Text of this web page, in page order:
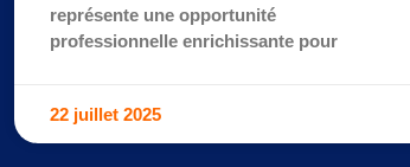
représente une opportunité
professionnelle enrichissante pour
22 juillet 2025